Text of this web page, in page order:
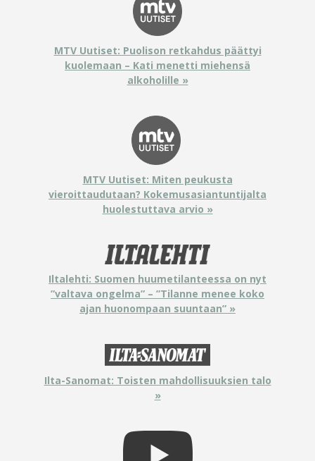
MTV Uutiset: Puolison retkahdus päättyi
kuolemaan – Kati menetti miehensä
alkoholille »
MTV Uutiset: Miten peukusta
vieroittaudutaan? Kokemusasiantuntijalta
huolestuttava arvio »
Iltalehti: Suomen huumetilanteessa on nyt
”valtava ongelma” – ”Tilanne menee koko
ajan huonompaan suuntaan” »
Ilta-Sanomat: Toisten mahdollisuuksien talo
»